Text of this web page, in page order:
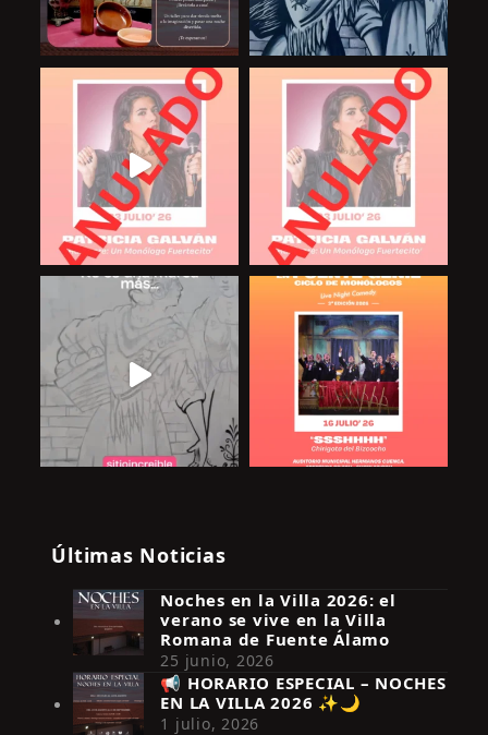
Síguenos en Instagram
Últimas Noticias
Noches en la Villa 2026: el
verano se vive en la Villa
Romana de Fuente Álamo
25 junio, 2026
📢 HORARIO ESPECIAL – NOCHES
EN LA VILLA 2026 ✨🌙
1 julio, 2026